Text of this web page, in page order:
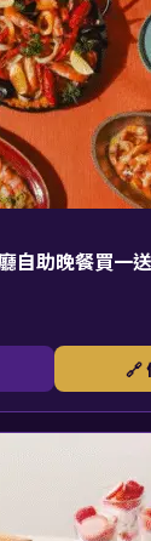
自助晚餐買一
🔗